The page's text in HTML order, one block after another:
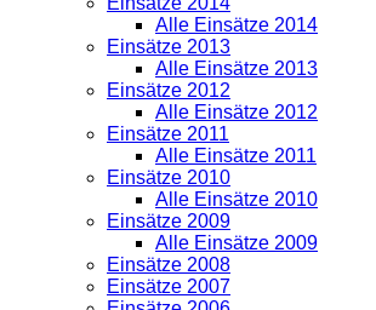
Alle Einsätze 2014
Einsätze 2013
Alle Einsätze 2013
Einsätze 2012
Alle Einsätze 2012
Einsätze 2011
Alle Einsätze 2011
Einsätze 2010
Alle Einsätze 2010
Einsätze 2009
Alle Einsätze 2009
Einsätze 2008
Einsätze 2007